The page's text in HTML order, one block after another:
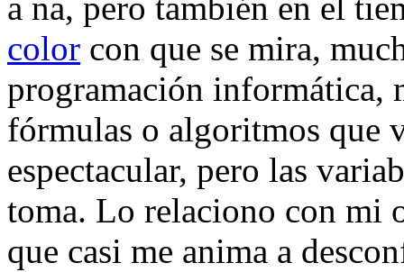
color con que se mira,
programación informática,
fórmulas o algoritmos que
espectacular, pero las
toma. Lo relaciono con mi
que casi me anima a